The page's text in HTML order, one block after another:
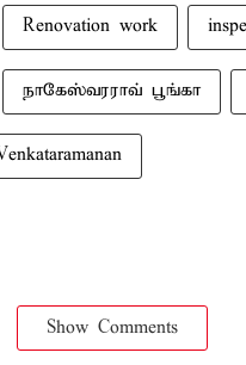
Renovation work
நாகேஸ்வரராவ் பூங்கா
Show Comments